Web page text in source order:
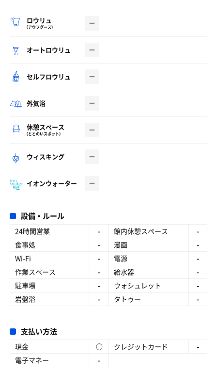
ロウリュ
（アウフグース）
オートロウリュ
セルフロウリュ
外気浴
休憩スペース
（ととのいスポット）
ウィスキング
イオンウォーター
設備・ルール
24時間営業 - 館内休憩スペース
-
食事処
- 漫画
-
Wi-Fi
- 電源
-
作業スペース
- 給水器
-
駐車場
- ウォシュレット
-
岩盤浴
- タトゥー -
支払い方法
現金 ○ クレジットカード
-
電子マネー
-